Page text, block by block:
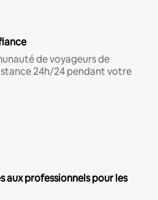
de voyageurs de
24h/24 pendant votre
aux professionnels pour les